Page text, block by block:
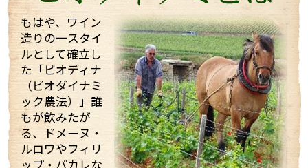
などたくさん話していただきました！
そんな訪問の様子を一部まとめしたのでご覧くださ
い。 また動画も撮影したものをほんの少しまとめまし
たのでご一緒にどうぞ。 少しでもマルシャンの熱い思
いが伝わればいいなと思っています。
もはや、ワイン
造りの一スタイ
ルとして確立し
た「ビオディナ
（ビオダイナミ
ック農法）」誰
もが飲みたが
る、ドメーヌ・
ルロワやフィリ